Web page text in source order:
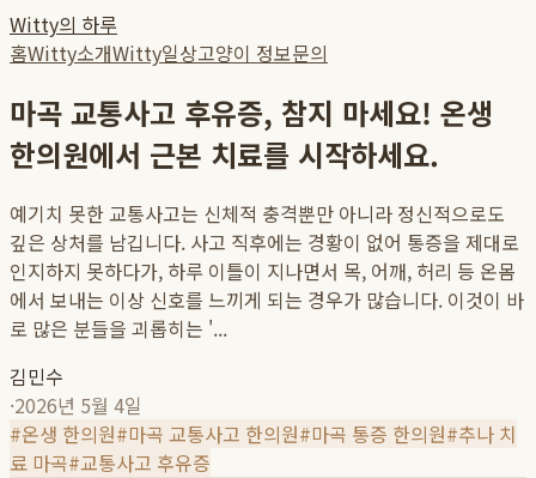
Witty의 하루
홈Witty소개Witty일상고양이 정보문의
마곡 교통사고 후유증, 참지 마세요! 온생
한의원에서 근본 치료를 시작하세요.
예기치 못한 교통사고는 신체적 충격뿐만 아니라 정신적으로도
깊은 상처를 남깁니다. 사고 직후에는 경황이 없어 통증을 제대로
인지하지 못하다가, 하루 이틀이 지나면서 목, 어깨, 허리 등 온몸
에서 보내는 이상 신호를 느끼게 되는 경우가 많습니다. 이것이 바
로 많은 분들을 괴롭히는 '...
김민수
·2026년 5월 4일
#온생 한의원#마곡 교통사고 한의원#마곡 통증 한의원#추나 치
료 마곡#교통사고 후유증